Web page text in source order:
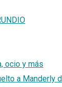
ocio y más
a Manderly